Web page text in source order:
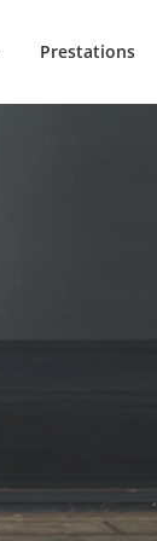
Prestations